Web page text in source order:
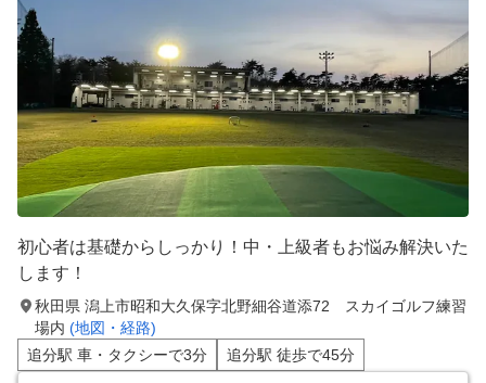
初心者は基礎からしっかり！中・上級者もお悩み解決いた
します！
秋田県 潟上市昭和大久保字北野細谷道添72 スカイゴルフ練習
場内 (地図・経路)
追分駅 車・タクシーで3分
追分駅 徒歩で45分